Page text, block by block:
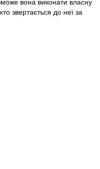
вона виконати власну
звертається до неї за